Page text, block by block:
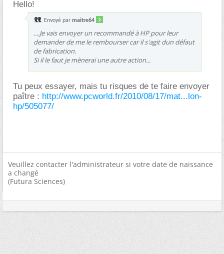
Hello!
Envoyé par maitre64
....Je vais envoyer un recommandé à HP pour leur
demander de me le rembourser car il s'agit dun défaut
de fabrication.
Si il le faut je mènerai une autre action...
Tu peux essayer, mais tu risques de te faire envoyer
paître : http://www.pcworld.fr/2010/08/17/mat...lon-
hp/505077/
Veuillez contacter l'administrateur si votre date de naissance
a changé
(Futura Sciences)